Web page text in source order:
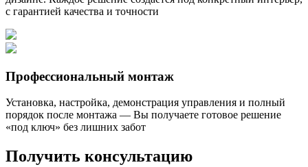
с гарантией качества и точности
Профессиональный монтаж
Установка, настройка, демонстрация управления и полный
порядок после монтажа — Вы получаете готовое решение
«под ключ» без лишних забот
Получить консультацию